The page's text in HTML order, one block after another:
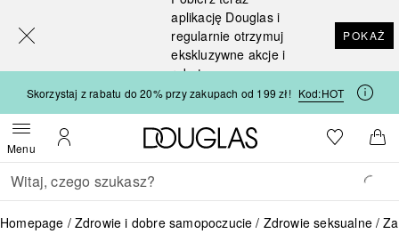
aplikację Douglas i
regularnie otrzymuj
ekskluzywne akcje i
rabaty
POKAŻ
Skorzystaj z rabatu do 20% przy zakupach od 199 zł! Kod:HOT
MenuOtwórz menuMoje konto
Strona główna Douglas
Do listyDo
Wracać
Wykonaj wyszukiwanie
Homepage Zdrowie i dobre samopoczucie Zdrowie seksualne
[navigation.slideout.screenreader]